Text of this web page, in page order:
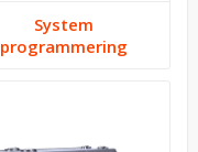
System
programmering